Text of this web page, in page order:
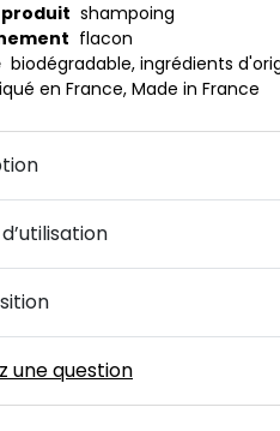
shampoing
flacon
biodégradable, ingrédients
en France, Made in France
une question